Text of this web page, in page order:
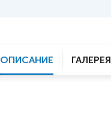
ОПИСАНИЕ ГАЛЕРЕЯ